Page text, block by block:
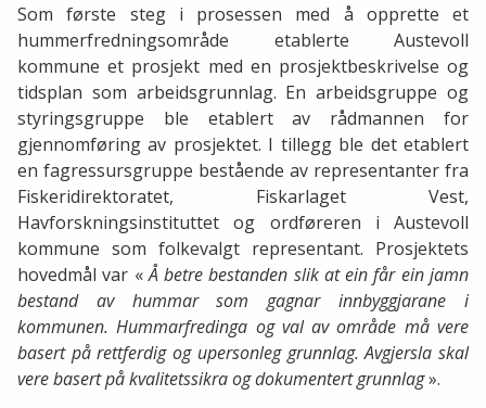
Som første steg i prosessen med å opprette et
hummerfredningsområde etablerte Austevoll
kommune et prosjekt med en prosjektbeskrivelse og
tidsplan som arbeidsgrunnlag. En arbeidsgruppe og
styringsgruppe ble etablert av rådmannen for
gjennomføring av prosjektet. I tillegg ble det etablert
en fagressursgruppe bestående av representanter fra
Fiskeridirektoratet, Fiskarlaget Vest,
Havforskningsinstituttet og ordføreren i Austevoll
kommune som folkevalgt representant. Prosjektets
hovedmål var «Å betre bestanden slik at ein får ein jamn
bestand av hummar som gagnar innbyggjarane i
kommunen. Hummarfredinga og val av område må vere
basert på rettferdig og upersonleg grunnlag. Avgjersla skal
vere basert på kvalitetssikra og dokumentert grunnlag».